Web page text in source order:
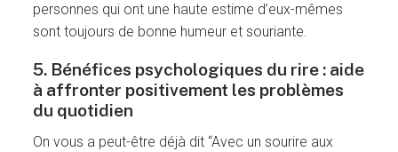
personnes qui ont une haute estime d’eux-mêmes
sont toujours de bonne humeur et souriante.
5. Bénéfices psychologiques du rire : aide
à affronter positivement les problèmes
du quotidien
On vous a peut-être déjà dit “Avec un sourire aux